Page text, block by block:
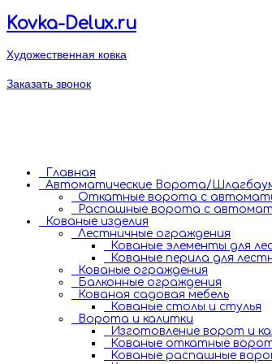
Kovka-Delux.ru
Художественная ковка
Заказать звонок
Главная
Автоматические Ворота/
Откатные ворота с
Распашные ворота с
Кованые изделия
Лестничные ограждения
Кованые элементы для
Кованые перила для
Кованые ограждения
Балконные ограждения
Кованая садовая мебель
Кованые столы и стулья
Ворота и калитки
Изготовление ворот и
Кованые откатные
Кованые распашные